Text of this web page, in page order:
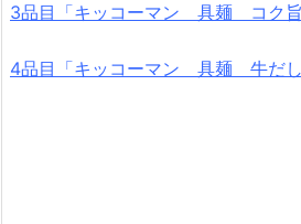
3品目「キッコーマン 具麺 コク旨
4品目「キッコーマン 具麺 牛だし